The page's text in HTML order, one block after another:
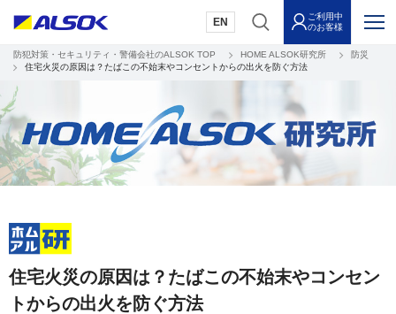
EN
ご利用中
のお客様
防犯対策・セキュリティ・警備会社のALSOK TOP HOME ALSOK研究所
防災
住宅火災の原因は？たばこの不始末やコンセントからの出火を防ぐ方法
住宅火災の原因は？たばこの不始末やコンセン
トからの出火を防ぐ方法